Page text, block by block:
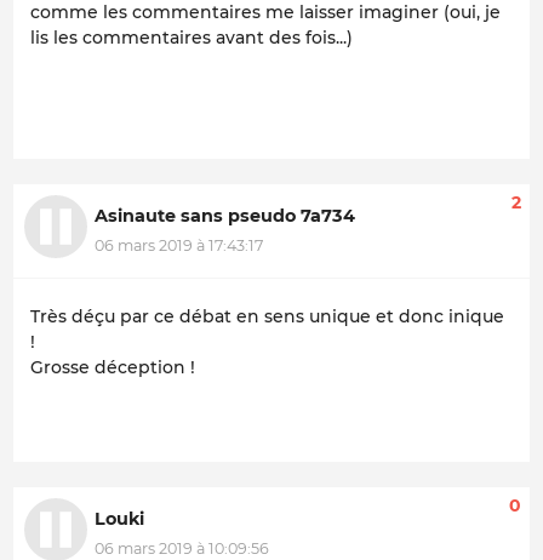
comme les commentaires me laisser imaginer (oui, je
lis les commentaires avant des fois...)
Asinaute sans pseudo 7a734
06 mars 2019 à 17:43:17
2
Très déçu par ce débat en sens unique et donc inique
!
Grosse déception !
Louki
06 mars 2019 à 10:09:56
0